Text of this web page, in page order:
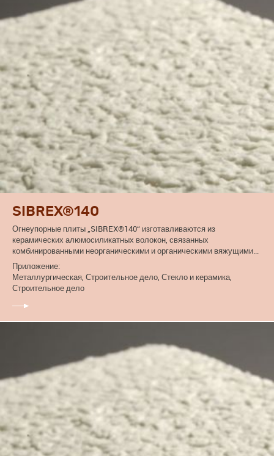
SIBREX®140
Огнеупорные плиты „SIBREX®140“ изготавливаются из
керамических алюмосиликатных волокон, связанных
комбинированными неорганическими и органическими вяжущими...
Приложение:
Металлургическая, Строительное дело, Стекло и керамика,
Строительное дело